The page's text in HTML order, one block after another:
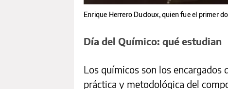
Enrique Herrero Ducloux, quien fue el primer
Día del Químico: qué estudian
Los químicos son los
práctica y metodológica del